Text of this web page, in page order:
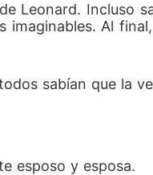
Leonard. Incluso
Al
sabían que la
esposo y esposa.